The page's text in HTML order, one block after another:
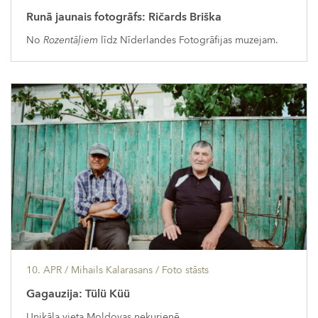
Runā jaunais fotogrāfs: Ričards Briška
No Rozentāļiem līdz Nīderlandes Fotogrāfijas muzejam.
10. APR / Mihails Kalarasans / Foto stāsts
Gagauzija: Tülü Küü